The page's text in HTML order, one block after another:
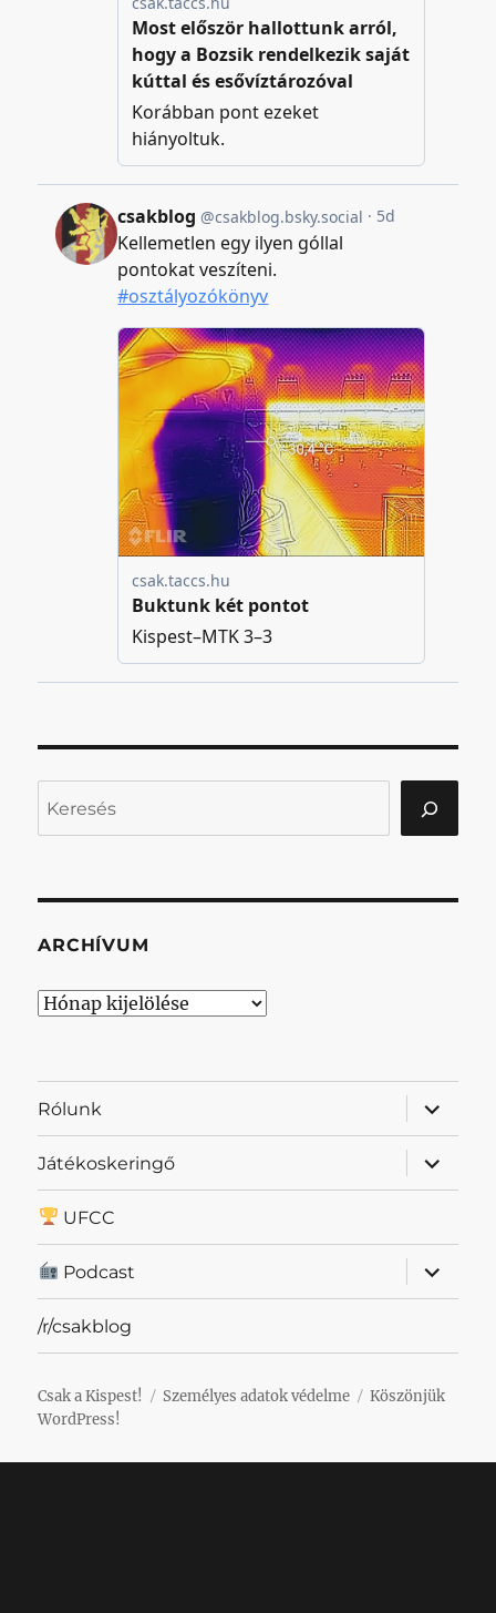
ARCHÍVUM
Archívum
Rólunk
almenü
Játékoskeringő
almenü
UFCC
Podcast
almenü
/r/csakblog
Csak a Kispest! Személyes adatok védelme
Köszönjük
WordPress!